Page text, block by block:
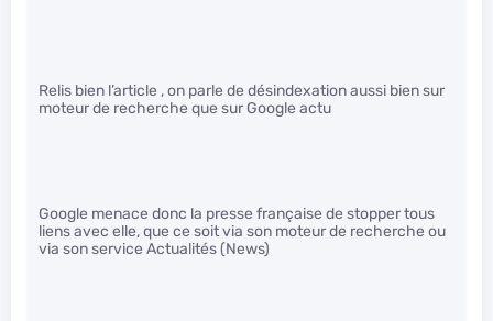
Relis bien l’article , on parle de désindexation aussi bien sur
moteur de recherche que sur Google actu
Google menace donc la presse française de stopper tous
liens avec elle, que ce soit via son moteur de recherche ou
via son service Actualités (News)